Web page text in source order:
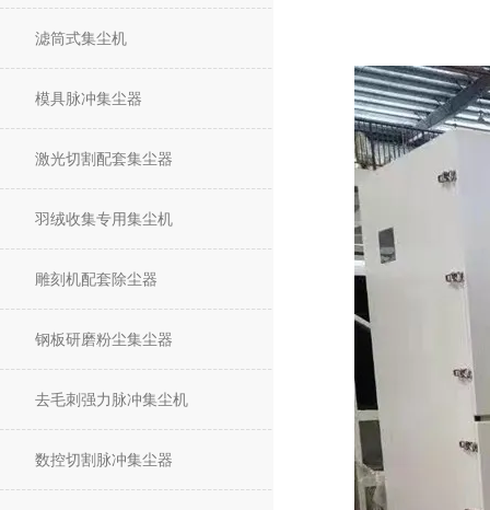
滤筒式集尘机
模具脉冲集尘器
激光切割配套集尘器
羽绒收集专用集尘机
雕刻机配套除尘器
钢板研磨粉尘集尘器
去毛刺强力脉冲集尘机
数控切割脉冲集尘器